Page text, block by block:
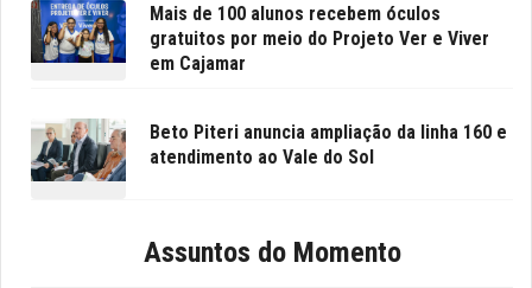
Mais de 100 alunos recebem óculos
gratuitos por meio do Projeto Ver e Viver
em Cajamar
Beto Piteri anuncia ampliação da linha 160 e
atendimento ao Vale do Sol
Assuntos do Momento